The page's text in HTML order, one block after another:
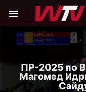
ПР-2025 по
Магомед